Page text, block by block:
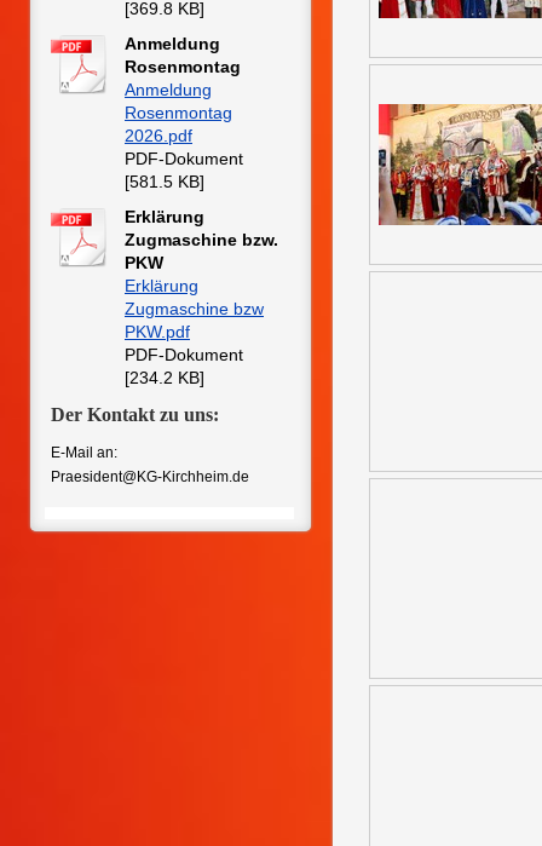
[369.8 KB]
Anmeldung
Rosenmontag
Anmeldung
Rosenmontag
2026.pdf
PDF-Dokument
[581.5 KB]
Erklärung
Zugmaschine bzw.
PKW
Erklärung
Zugmaschine bzw
PKW.pdf
PDF-Dokument
[234.2 KB]
Der Kontakt zu uns:
E-Mail an:
Praesident@KG-Kirchheim.de